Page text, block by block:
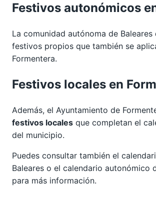
Festivos autonómicos
La comunidad autónoma de Baleares
festivos propios que también se
Formentera.
Festivos locales en
Además, el Ayuntamiento de
festivos locales que completan el
del municipio.
Puedes consultar también el
Baleares o el calendario autonómico
para más información.